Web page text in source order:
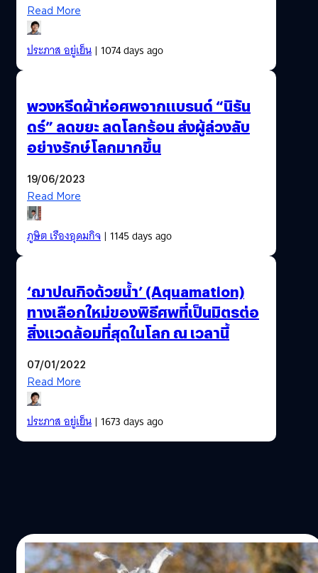
Read More
ประภาส อยู่เย็น| 1074 days ago
พวงหรีดผ้าห่อศพจากแบรนด์ “นิรัน
ดร์” ลดขยะ ลดโลกร้อน ส่งผู้ล่วงลับ
อย่างรักษ์โลกมากขึ้น
19/06/2023
Read More
ภูษิต เรืองอุดมกิจ| 1145 days ago
‘ฌาปณกิจด้วยน้ำ’ (Aquamation)
ทางเลือกใหม่ของพิธีศพที่เป็นมิตรต่อ
สิ่งแวดล้อมที่สุดในโลก ณ เวลานี้
07/01/2022
Read More
ประภาส อยู่เย็น| 1673 days ago
15/12/2021